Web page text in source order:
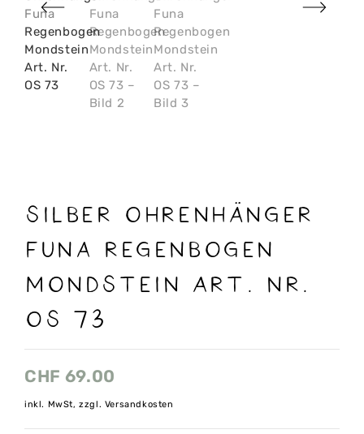
Silber Ohrenhänger
Funa Regenbogen
Mondstein Art. Nr.
OS 73
CHF 69.00
inkl. MwSt, zzgl. Versandkosten